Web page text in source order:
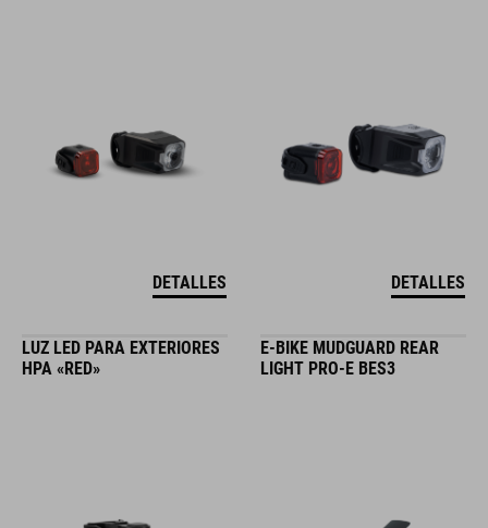
DETALLES DETALLES
LUZ LED PARA EXTERIORES
HPA «RED»
E-BIKE MUDGUARD REAR
LIGHT PRO-E BES3